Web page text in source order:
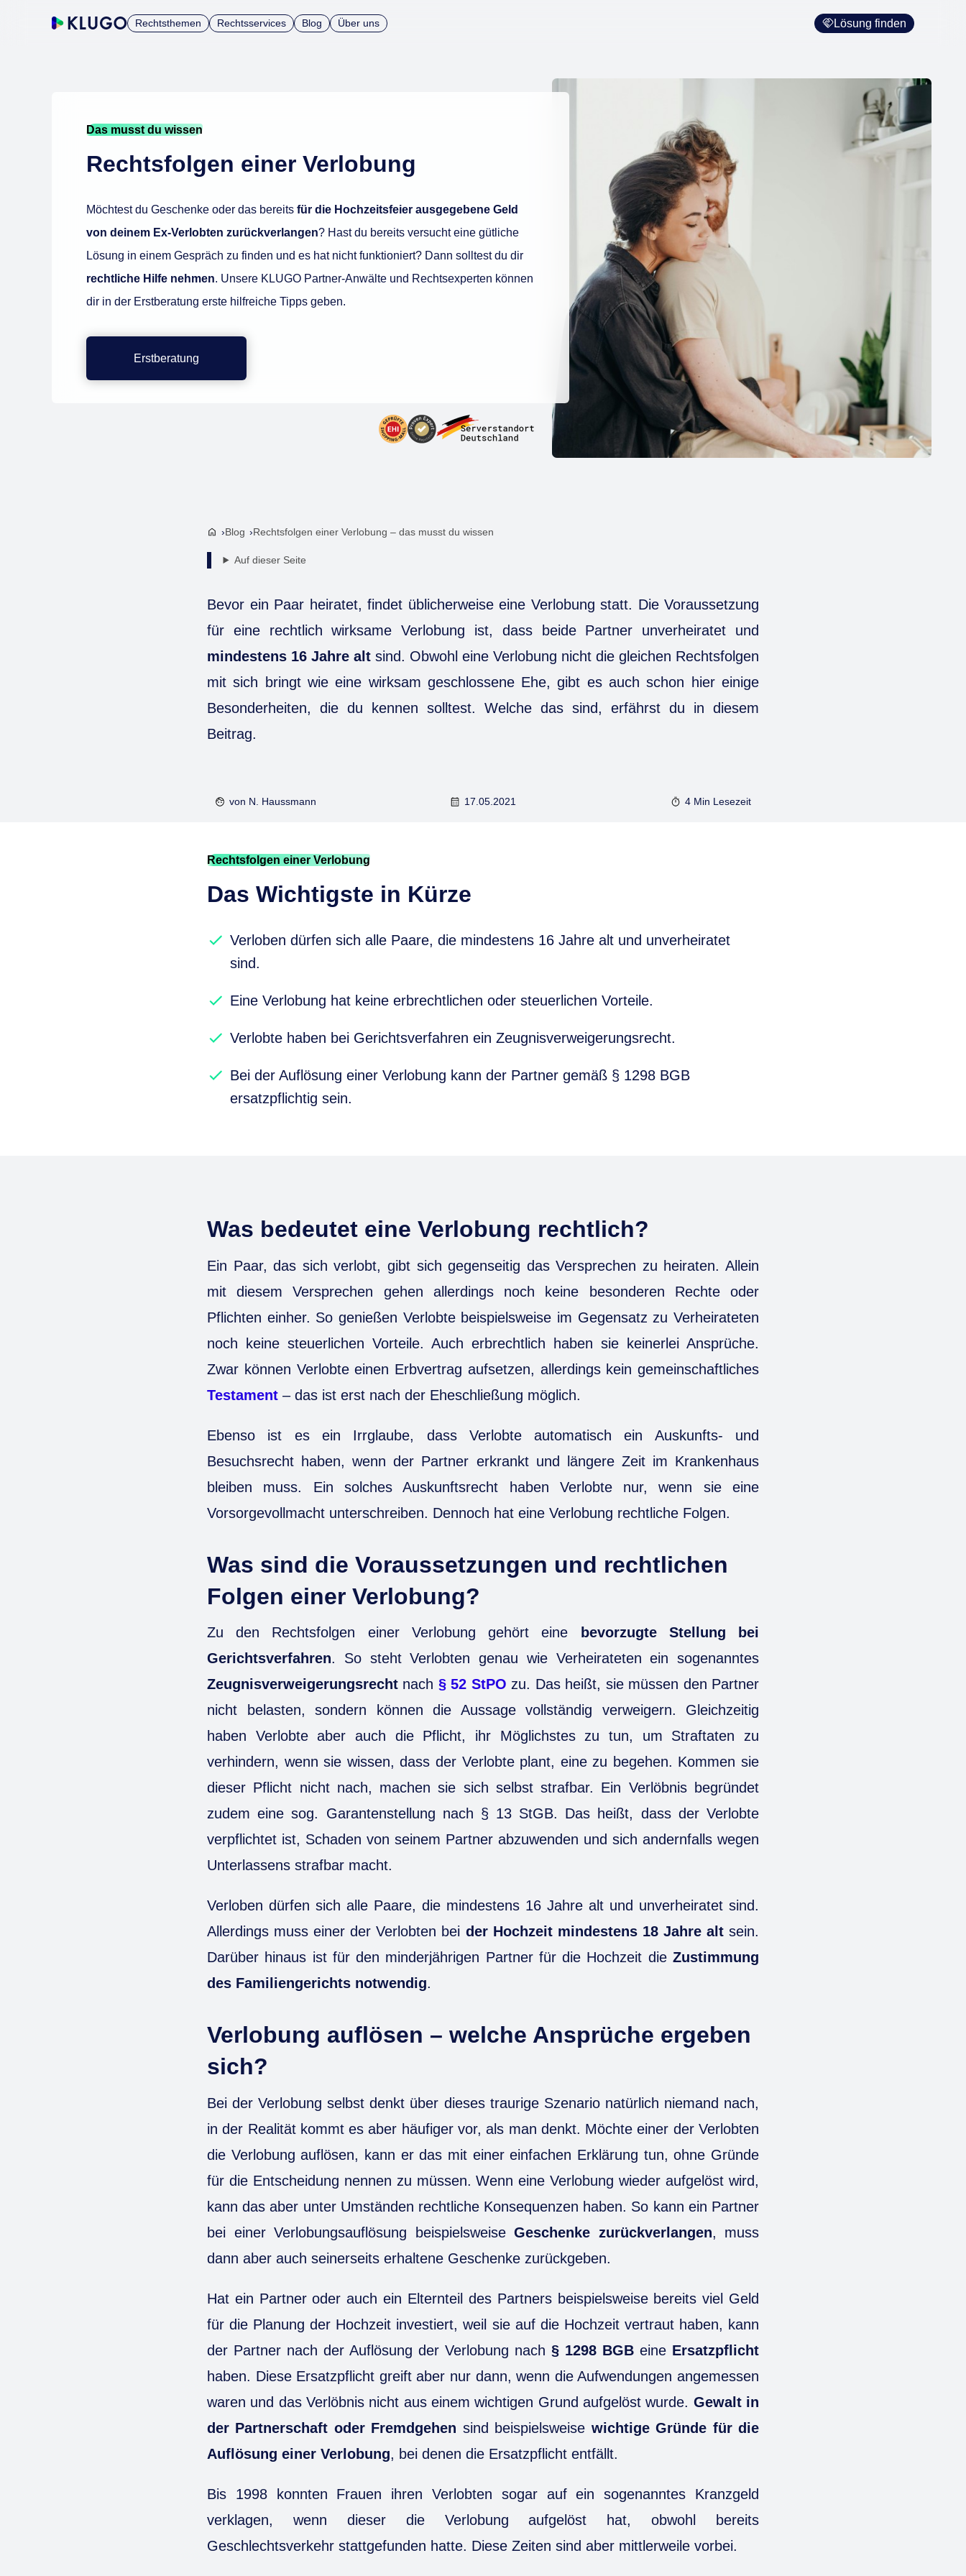
Rechtsthemen Rechtsservices Blog Über uns Lösung finden
Das musst du wissen
Rechtsfolgen einer Verlobung
Möchtest du Geschenke oder das bereits für die Hochzeitsfeier ausgegebene Geld
von deinem Ex-Verlobten zurückverlangen? Hast du bereits versucht eine gütliche
Lösung in einem Gespräch zu finden und es hat nicht funktioniert? Dann solltest du dir
rechtliche Hilfe nehmen. Unsere KLUGO Partner-Anwälte und Rechtsexperten können
dir in der Erstberatung erste hilfreiche Tipps geben.
Erstberatung
Blog Rechtsfolgen einer Verlobung – das musst du wissen
Auf dieser Seite
Bevor ein Paar heiratet, findet üblicherweise eine Verlobung statt. Die Voraussetzung
für eine rechtlich wirksame Verlobung ist, dass beide Partner unverheiratet und
mindestens 16 Jahre alt sind. Obwohl eine Verlobung nicht die gleichen Rechtsfolgen
mit sich bringt wie eine wirksam geschlossene Ehe, gibt es auch schon hier einige
Besonderheiten, die du kennen solltest. Welche das sind, erfährst du in diesem
Beitrag.
von N. Haussmann 17.05.2021 4 Min Lesezeit
Rechtsfolgen einer Verlobung
Das Wichtigste in Kürze
Verloben dürfen sich alle Paare, die mindestens 16 Jahre alt und unverheiratet
sind.
Eine Verlobung hat keine erbrechtlichen oder steuerlichen Vorteile.
Verlobte haben bei Gerichtsverfahren ein Zeugnisverweigerungsrecht.
Bei der Auflösung einer Verlobung kann der Partner gemäß § 1298 BGB
ersatzpflichtig sein.
Was bedeutet eine Verlobung rechtlich?
Ein Paar, das sich verlobt, gibt sich gegenseitig das Versprechen zu heiraten. Allein
mit diesem Versprechen gehen allerdings noch keine besonderen Rechte oder
Pflichten einher. So genießen Verlobte beispielsweise im Gegensatz zu Verheirateten
noch keine steuerlichen Vorteile. Auch erbrechtlich haben sie keinerlei Ansprüche.
Zwar können Verlobte einen Erbvertrag aufsetzen, allerdings kein gemeinschaftliches
Testament – das ist erst nach der Eheschließung möglich.
Ebenso ist es ein Irrglaube, dass Verlobte automatisch ein Auskunfts- und
Besuchsrecht haben, wenn der Partner erkrankt und längere Zeit im Krankenhaus
bleiben muss. Ein solches Auskunftsrecht haben Verlobte nur, wenn sie eine
Vorsorgevollmacht unterschreiben. Dennoch hat eine Verlobung rechtliche Folgen.
Was sind die Voraussetzungen und rechtlichen
Folgen einer Verlobung?
Zu den Rechtsfolgen einer Verlobung gehört eine
bevorzugte Stellung bei
Gerichtsverfahren. So steht Verlobten genau wie Verheirateten ein sogenanntes
Zeugnisverweigerungsrecht nach § 52 StPO zu. Das heißt, sie müssen den Partner
nicht belasten, sondern können die Aussage vollständig verweigern. Gleichzeitig
haben Verlobte aber auch die Pflicht, ihr Möglichstes zu tun, um Straftaten zu
verhindern, wenn sie wissen, dass der Verlobte plant, eine zu begehen. Kommen sie
dieser Pflicht nicht nach, machen sie sich selbst strafbar. Ein Verlöbnis begründet
zudem eine sog. Garantenstellung nach § 13 StGB. Das heißt, dass der Verlobte
verpflichtet ist, Schaden von seinem Partner abzuwenden und sich andernfalls wegen
Unterlassens strafbar macht.
Verloben dürfen sich alle Paare, die mindestens 16 Jahre alt und unverheiratet sind.
Allerdings muss einer der Verlobten bei der Hochzeit mindestens 18 Jahre altsein.
Darüber hinaus ist für den minderjährigen Partner für die Hochzeit die Zustimmung
des Familiengerichts notwendig.
Verlobung auflösen – welche Ansprüche ergeben
sich?
Bei der Verlobung selbst denkt über dieses traurige Szenario natürlich niemand nach,
in der Realität kommt es aber häufiger vor, als man denkt. Möchte einer der Verlobten
die Verlobung auflösen, kann er das mit einer einfachen Erklärung tun, ohne Gründe
für die Entscheidung nennen zu müssen. Wenn eine Verlobung wieder aufgelöst wird,
kann das aber unter Umständen rechtliche Konsequenzen haben. So kann ein Partner
bei einer Verlobungsauflösung beispielsweise Geschenke zurückverlangen, muss
dann aber auch seinerseits erhaltene Geschenke zurückgeben.
Hat ein Partner oder auch ein Elternteil des Partners beispielsweise bereits viel Geld
für die Planung der Hochzeit investiert, weil sie auf die Hochzeit vertraut haben, kann
der Partner nach der Auflösung der Verlobung nach § 1298 BGB eine Ersatzpflicht
haben. Diese Ersatzpflicht greift aber nur dann, wenn die Aufwendungen angemessen
waren und das Verlöbnis nicht aus einem wichtigen Grund aufgelöst wurde. Gewalt in
der Partnerschaft oder Fremdgehen sind beispielsweise wichtige Gründe für die
Auflösung einer Verlobung, bei denen die Ersatzpflicht entfällt.
Bis 1998 konnten Frauen ihren Verlobten sogar auf ein sogenanntes Kranzgeld
verklagen, wenn dieser die Verlobung aufgelöst hat, obwohl bereits
Geschlechtsverkehr stattgefunden hatte. Diese Zeiten sind aber mittlerweile vorbei.